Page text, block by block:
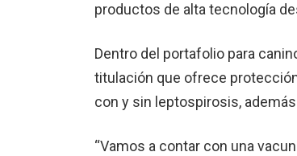
productos de alta tecnología
Dentro del portafolio para
titulación que ofrece
con y sin leptospirosis,
“Vamos a contar con una